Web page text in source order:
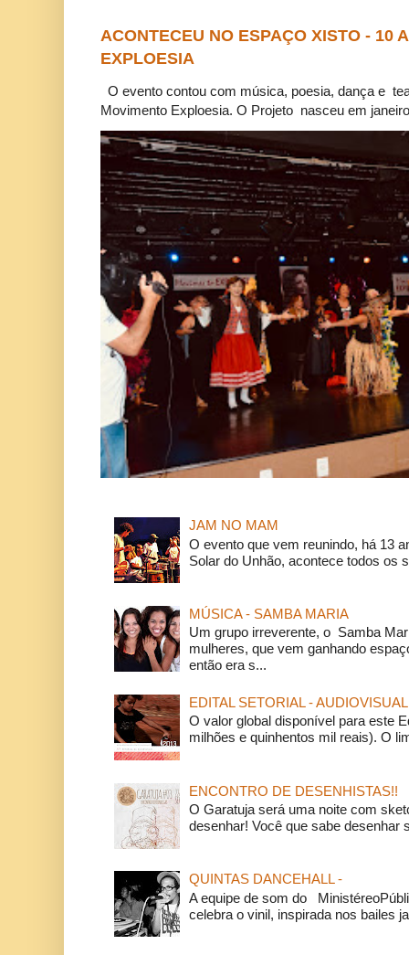
ACONTECEU NO ESPAÇO XISTO - 10
EXPLOESIA
O evento contou com música, poesia, dança e
Movimento Exploesia. O Projeto nasceu em
JAM NO MAM
O evento que vem reunindo, há 13
Solar do Unhão, acontece todos os
MÚSICA - SAMBA MARIA
Um grupo irreverente, o Samba
mulheres, que vem ganhando
então era s...
EDITAL SETORIAL - AUDIOVISUAL
O valor global disponível para este
milhões e quinhentos mil reais). O
ENCONTRO DE DESENHISTAS!!
O Garatuja será uma noite com
desenhar! Você que sabe desenhar
QUINTAS DANCEHALL -
A equipe de som do
celebra o vinil, inspirada nos bailes